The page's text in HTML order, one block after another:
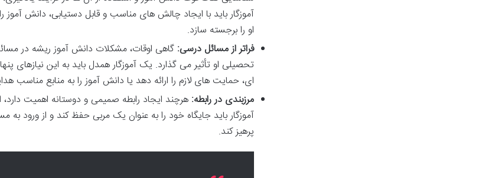
آموزگار باید با ایجاد چالش های مناسب و قابل دستیابی، دانش
او را برجسته سازد.
فراتر از مسائل درسی: گاهی اوقات، مشکلات دانش آموز ریشه در
تحصیلی او تأثیر می گذارد. یک آموزگار همدل باید به این نیازهای
ای، حمایت های لازم را ارائه دهد یا دانش آموز را به منابع مناسب
مرزبندی در رابطه: هرچند ایجاد رابطه صمیمی و دوستانه اهمیت
آموزگار باید جایگاه خود را به عنوان یک مربی حفظ کند و از ورود
پرهیز کند.